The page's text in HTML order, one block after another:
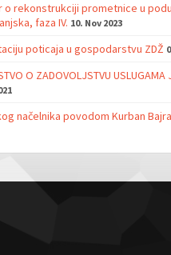
o rekonstrukciji prometnice u
faza IV. 10. Nov 2023
poticaja u gospodarstvu ZDŽ
O ZADOVOLJSTVU USLUGAMA
načelnika povodom Kurban